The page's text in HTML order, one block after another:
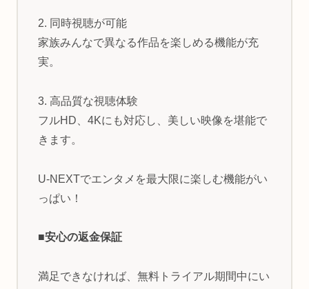
2. 同時視聴が可能
家族みんなで異なる作品を楽しめる機能が充
実。
3. 高品質な視聴体験
フルHD、4Kにも対応し、美しい映像を堪能で
きます。
U-NEXTでエンタメを最大限に楽しむ機能がい
っぱい！
■安心の返金保証
満足できなければ、無料トライアル期間中にい